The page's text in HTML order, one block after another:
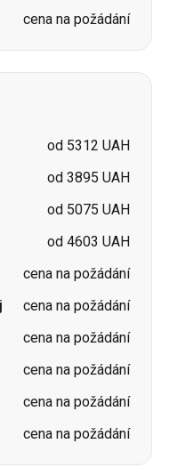
od 5312 UAH
od 4603 UAH
cena na požádání
cena na požádání
cena na požádání
cena na požádání
cena na požádání
cena na požádání
od 4450 UAH